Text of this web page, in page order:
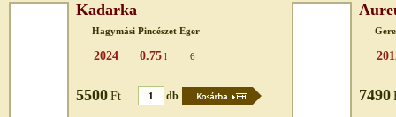
Kadarka
Hagymási Pincészet Eger
2024 0.75 l 6
5500 Ft db 7490